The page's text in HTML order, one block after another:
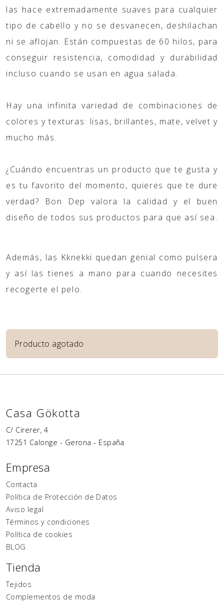
las hace extremadamente suaves para cualquier
tipo de cabello y no se desvanecen, deshilachan
ni se aflojan. Están compuestas de 60 hilos, para
conseguir resistencia, comodidad y durabilidad
incluso cuando se usan en agua salada.
Hay una infinita variedad de combinaciones de
colores y texturas: lisas, brillantes, mate, velvet y
mucho más.
¿Cuándo encuentras un producto que te gusta y
es tu favorito del momento, quieres que te dure
verdad? Bon Dep valora la calidad y el buen
diseño de todos sus productos para que así sea.
Además, las Kknekki quedan genial como pulsera
y así las tienes a mano para cuando necesites
recogerte el pelo.
Producto agotado
Casa Gökotta
C/ Cirerer, 4
17251 Calonge - Gerona - España
Empresa
Contacta
Política de Protección de Datos
Aviso legal
Términos y condiciones
Política de cookies
BLOG
Tienda
Tejidos
Complementos de moda